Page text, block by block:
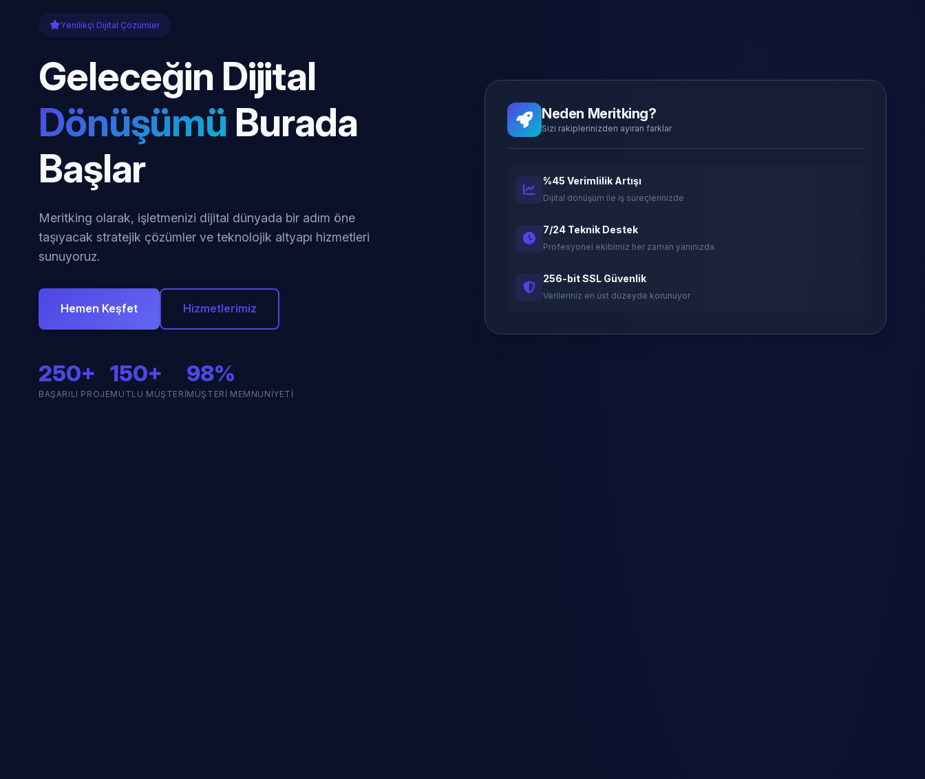
Yenilikçi Dijital Çözümler
Geleceğin Dijital
Dönüşümü Burada
Başlar
Meritking olarak, işletmenizi dijital dünyada bir adım öne
taşıyacak stratejik çözümler ve teknolojik altyapı hizmetleri
sunuyoruz.
Hemen Keşfet Hizmetlerimiz
250+
BAŞARILI PROJE
150+
MUTLU MÜŞTERI
98%
MÜŞTERI MEMNUNIYETI
Neden Meritking?
Sizi rakiplerinizden ayıran farklar
%45 Verimlilik Artışı
Dijital dönüşüm ile iş süreçlerinizde
7/24 Teknik Destek
Profesyonel ekibimiz her zaman yanınızda
256-bit SSL Güvenlik
Verileriniz en üst düzeyde korunuyor